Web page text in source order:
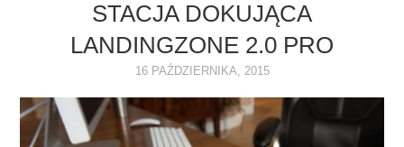
DRUKARKI
NAPĘDY
STACJA DOKUJĄCA
LANDINGZONE 2.0 PRO
16 PAŹDZIERNIKA, 2015